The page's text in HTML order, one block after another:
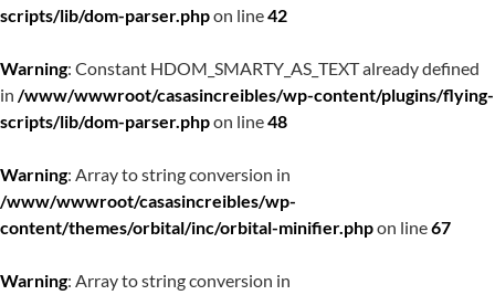
scripts/lib/dom-parser.phpon line42
Warning: Constant HDOM_SMARTY_AS_TEXT already defined
in /www/wwwroot/casasincreibles/wp-content/plugins/flying-
scripts/lib/dom-parser.phpon line48
Warning: Array to string conversion in
/www/wwwroot/casasincreibles/wp-
content/themes/orbital/inc/orbital-minifier.phpon line67
Warning: Array to string conversion in